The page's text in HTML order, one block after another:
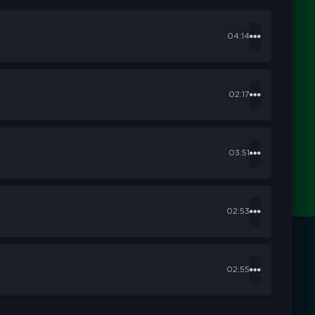
04:14
02:17
03:51
02:53
02:55